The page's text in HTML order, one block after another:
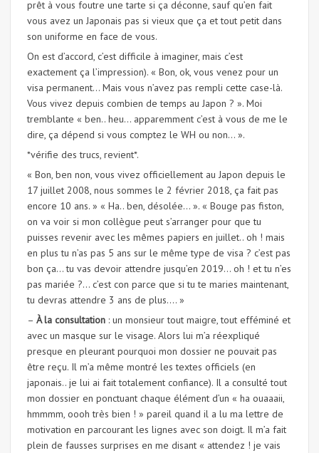
prêt à vous foutre une tarte si ça déconne, sauf qu’en fait
vous avez un Japonais pas si vieux que ça et tout petit dans
son uniforme en face de vous.
On est d’accord, c’est difficile à imaginer, mais c’est
exactement ça l’impression). « Bon, ok, vous venez pour un
visa permanent… Mais vous n’avez pas rempli cette case-là.
Vous vivez depuis combien de temps au Japon ? ». Moi
tremblante « ben.. heu… apparemment c’est à vous de me le
dire, ça dépend si vous comptez le WH ou non… ».
*vérifie des trucs, revient*.
« Bon, ben non, vous vivez officiellement au Japon depuis le
17 juillet 2008, nous sommes le 2 février 2018, ça fait pas
encore 10 ans. » « Ha.. ben, désolée… ». « Bouge pas fiston,
on va voir si mon collègue peut s’arranger pour que tu
puisses revenir avec les mêmes papiers en juillet.. oh ! mais
en plus tu n’as pas 5 ans sur le même type de visa ? c’est pas
bon ça… tu vas devoir attendre jusqu’en 2019… oh ! et tu n’es
pas mariée ?… c’est con parce que si tu te maries maintenant,
tu devras attendre 3 ans de plus…. »
– À la consultation : un monsieur tout maigre, tout efféminé et
avec un masque sur le visage. Alors lui m’a réexpliqué
presque en pleurant pourquoi mon dossier ne pouvait pas
être reçu. Il m’a même montré les textes officiels (en
japonais.. je lui ai fait totalement confiance). Il a consulté tout
mon dossier en ponctuant chaque élément d’un « ha ouaaaii,
hmmmm, oooh très bien ! » pareil quand il a lu ma lettre de
motivation en parcourant les lignes avec son doigt. Il m’a fait
plein de fausses surprises en me disant « attendez ! je vais